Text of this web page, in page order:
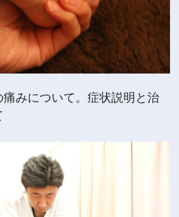
みについて。症状説明と治